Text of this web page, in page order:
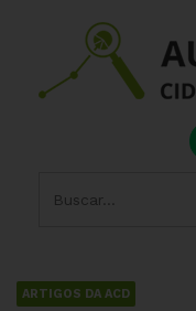
ARTIGOS DA ACD